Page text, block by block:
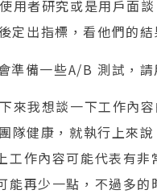
用者研究或是用戶面
出指標，看他們的結
準備一些A/B 測試，
來我想談一下工作內
隊健康，就執行上來
工作內容可能代表有
能再少一點，不過多